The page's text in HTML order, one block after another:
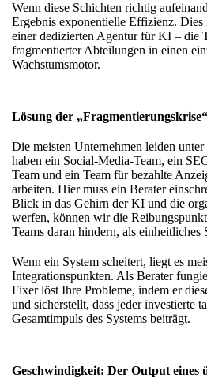
Wenn diese Schichten richtig
Ergebnis exponentielle Effizienz.
einer dedizierten Agentur für KI – die
fragmentierter Abteilungen in einen
Wachstumsmotor.
Lösung der „Fragmentierungskrise“
Die meisten Unternehmen leiden
haben ein Social-Media-Team, ein
Team und ein Team für bezahlte
arbeiten. Hier muss ein Berater
Blick in das Gehirn der KI und die
werfen, können wir die
Teams daran hindern, als einheitliches
Wenn ein System scheitert, liegt es
Integrationspunkten. Als Berater
Fixer löst Ihre Probleme, indem er
und sicherstellt, dass jeder investierte
Gesamtimpuls des Systems beiträgt.
Geschwindigkeit: Der Output eines